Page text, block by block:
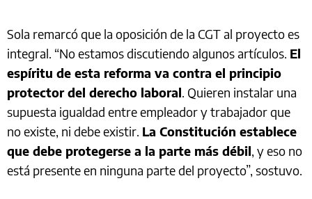
Sola remarcó que la oposición de la CGT al proyecto es
integral. “No estamos discutiendo algunos artículos. El
espíritu de esta reforma va contra el principio
protector del derecho laboral. Quieren instalar una
supuesta igualdad entre empleador y trabajador que
no existe, ni debe existir. La Constitución establece
que debe protegerse a la parte más débil, y eso no
está presente en ninguna parte del proyecto”, sostuvo.